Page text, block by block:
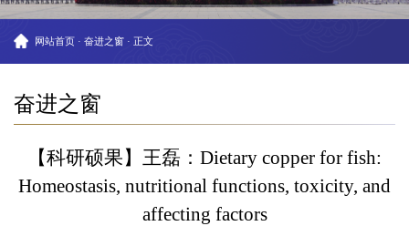
网站首页 · 奋进之窗 · 正文
奋进之窗
【科研硕果】王磊：Dietary copper for fish:
Homeostasis, nutritional functions, toxicity, and
affecting factors